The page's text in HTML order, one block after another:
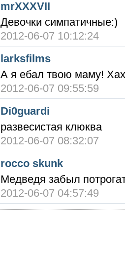
mrXXXVII
Девочки симпатичные:)
2012-06-07 10:12:24
larksfilms
А я ебал твою маму!
2012-06-07 09:55:59
Di0guardi
развесистая клюква
2012-06-07 08:32:07
rocco skunk
Медведя забыл
2012-06-07 04:57:49